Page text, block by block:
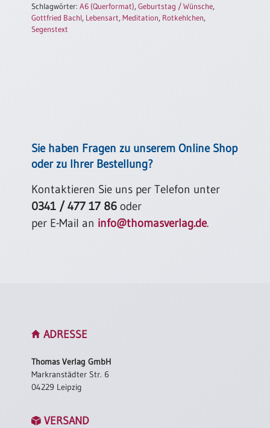
Sortimente
Restbestände
Restbestände
Bücher
Broschüren
Schlagwörter:A6 (Querformat),Geburtstag / Wünsche,
Gottfried Bachl, Lebensart,Meditation, Rotkehlchen,
Segenstext
Sie haben Fragen zu unserem Online Shop
oder zu Ihrer Bestellung?
Kontaktieren Sie uns per Telefon unter
0341 / 477 17 86 oder
per E-Mail an info@thomasverlag.de.
ADRESSE
Thomas Verlag GmbH
Markranstädter Str. 6
04229 Leipzig
VERSAND